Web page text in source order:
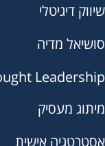
שיווק דיגיטלי
סושיאל מדיה
Leadership
מיתוג מעסיק
אסטרטגיה אישית